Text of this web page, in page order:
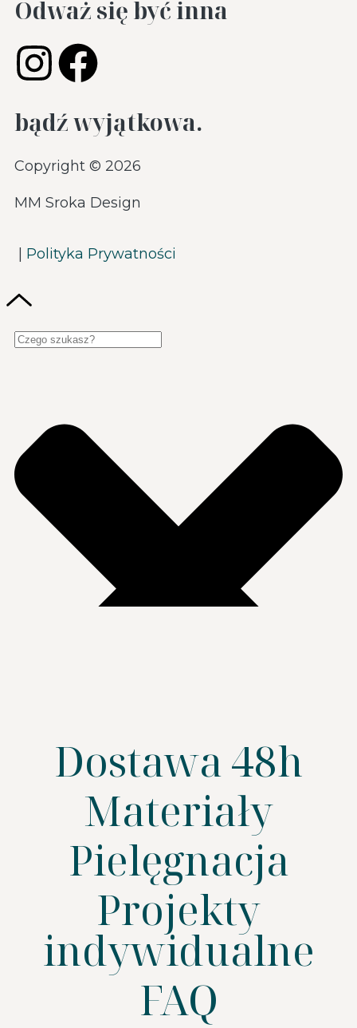
Odważ się być inna
bądź wyjątkowa.
Copyright © 2026
MM Sroka Design
| Polityka Prywatności
SZUKAJ
Dostawa 48h
Materiały
Pielęgnacja
Projekty
indywidualne
FAQ